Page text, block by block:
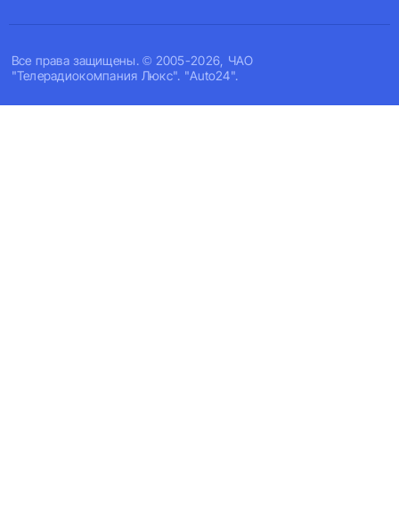
Все права защищены. © 2005-2026, ЧАО
"Телерадиокомпания Люкс". "Auto24".